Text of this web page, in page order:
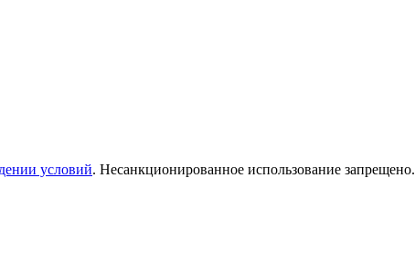
условий. Несанкционированное использование запрещено.